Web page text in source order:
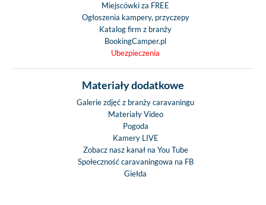
Miejscówki za FREE
Ogłoszenia kampery, przyczepy
Katalog firm z branży
BookingCamper.pl
Ubezpieczenia
Materiały dodatkowe
Galerie zdjęć z branży caravaningu
Materiały Video
Pogoda
Kamery LIVE
Zobacz nasz kanał na You Tube
Społeczność caravaningowa na FB
Giełda